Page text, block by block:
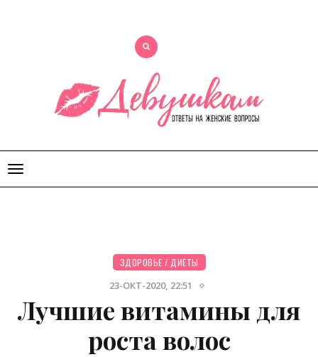
Открыть
меню
ЗДОРОВЬЕ / ДИЕТЫ
23-ОКТ-2020, 22:51
Лучшие витамины для
роста волос